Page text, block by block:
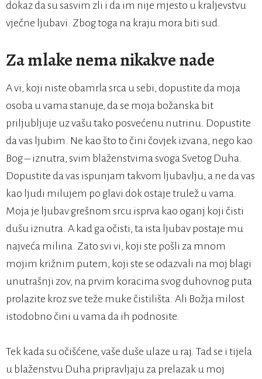
dokaz da su sasvim zli i da im nije mjesto u kraljevstvu
vječne ljubavi. Zbog toga na kraju mora biti sud.
Za mlake nema nikakve nade
A vi, koji niste obamrla srca u sebi, dopustite da moja
osoba u vama stanuje, da se moja božanska bit
priljubljuje uz vašu tako posvećenu nutrinu. Dopustite
da vas ljubim. Ne kao što to čini čovjek izvana, nego kao
Bog – iznutra, svim blaženstvima svoga Svetog Duha.
Dopustite da vas ispunjam takvom ljubavlju, a ne da vas
kao ljudi milujem po glavi dok ostaje trulež u vama.
Moja je ljubav grešnom srcu isprva kao oganj koji čisti
dušu iznutra. A kad ga očisti, ta ista ljubav postaje mu
najveća milina. Zato svi vi, koji ste pošli za mnom
mojim križnim putem, koji ste se odazvali na moj blagi
unutrašnji zov, na prvim koracima svog duhovnog puta
prolazite kroz sve teže muke čistilišta. Ali Božja milost
istodobno čini u vama da ih podnosite.
Tek kada su očišćene, vaše duše ulaze u raj. Tad se i tijela
u blaženstvu Duha pripravljaju za prelazak u moj